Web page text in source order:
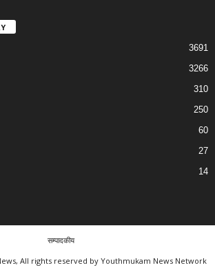
3691
3266
310
250
60
27
14
सम्पादकीय
All rights reserved by Youthmukam News Network